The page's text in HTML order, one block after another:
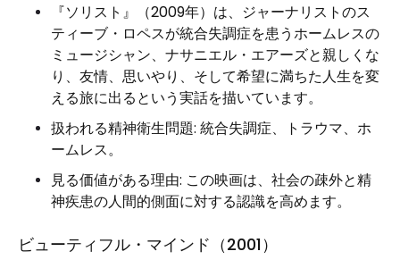
『ソリスト』（2009年）は、ジャーナリストのス
ティーブ・ロペスが統合失調症を患うホームレスの
ミュージシャン、ナサニエル・エアーズと親しくな
り、友情、思いやり、そして希望に満ちた人生を変
える旅に出るという実話を描いています。
扱われる精神衛生問題: 統合失調症、トラウマ、ホ
ームレス。
見る価値がある理由: この映画は、社会の疎外と精
神疾患の人間的側面に対する認識を高めます。
ビューティフル・マインド（2001）